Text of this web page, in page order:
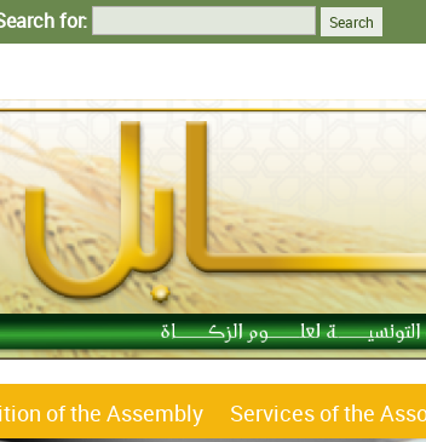
for:
of the Assembly Services of the